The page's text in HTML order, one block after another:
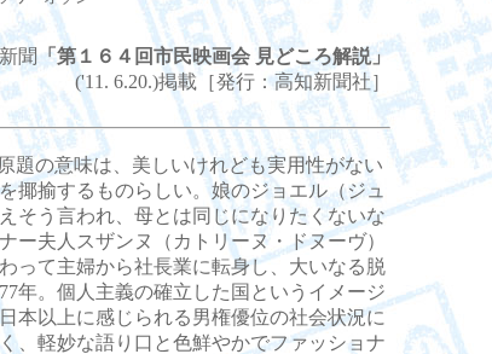
聞「第１６４回市民映画会 見どころ解説」
('11. 6.20.)掲載［発行：高知新聞社］
題の意味は、美しいけれども実用性がない
揶揄するものらしい。娘のジョエル（ジュ
そう言われ、母とは同じになりたくないな
ー夫人スザンヌ（カトリーヌ・ドヌーヴ）
って主婦から社長業に転身し、大いなる脱
年。個人主義の確立した国というイメージ
本以上に感じられる男権優位の社会状況に
、軽妙な語り口と色鮮やかでファッショナ